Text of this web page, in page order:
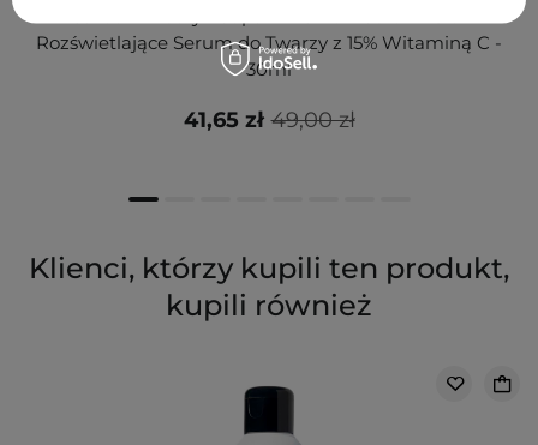
Rozświetlające Serum do Twarzy z 15% Witaminą C -
30ml
49,00 zł
41,65 zł
Klienci, którzy kupili ten produkt,
kupili również